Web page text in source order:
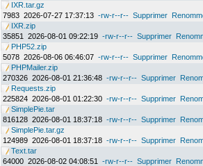
IXR.tar.gz
7983 2026-07-27 17:37:13 -rw-r--r-- Supprimer
IXR.zip
35851
2026-08-01 09:22:19 -rw-r--r-- Supprimer
PHP52.zip
5078 2026-08-06 06:46:07 -rw-r--r-- Supprimer
PHPMailer.zip
270326 2026-08-01 21:36:48 -rw-r--r-- Supprimer
Requests.zip
225824 2026-08-01 01:22:30 -rw-r--r-- Supprimer
SimplePie.tar
816128 2026-08-01 18:37:18 -rw-r--r-- Supprimer
SimplePie.tar.gz
124989 2026-08-01 18:37:18 -rw-r--r-- Supprimer
Text.tar
64000 2026-08-02 04:08:51 -rw-r--r-- Supprimer